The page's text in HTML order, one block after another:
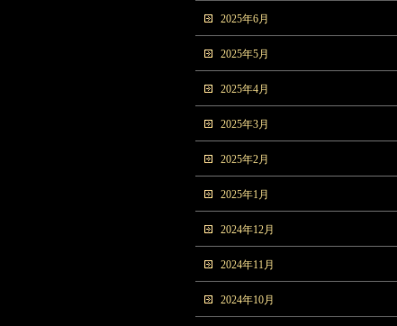
2025年6月
2025年5月
2025年4月
2025年3月
2025年2月
2025年1月
2024年12月
2024年11月
2024年10月